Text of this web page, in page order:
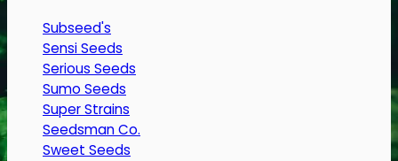
Subseed's
Sensi Seeds
Serious Seeds
Sumo Seeds
Super Strains
Seedsman Co.
Sweet Seeds
varianter.
Mulighederne
vælges
på
varesiden